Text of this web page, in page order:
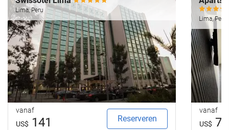
Lima, Peru
vanaf
US$ 141 Reserveren
Lima, Peru
vanaf
US$ 79